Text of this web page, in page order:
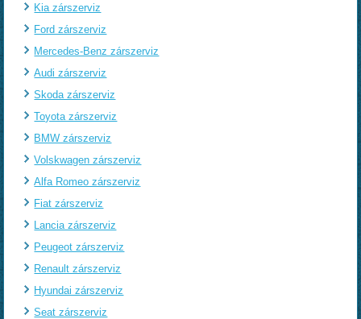
Kia zárszerviz
Ford zárszerviz
Mercedes-Benz zárszerviz
Audi zárszerviz
Skoda zárszerviz
Toyota zárszerviz
BMW zárszerviz
Volskwagen zárszerviz
Alfa Romeo zárszerviz
Fiat zárszerviz
Lancia zárszerviz
Peugeot zárszerviz
Renault zárszerviz
Hyundai zárszerviz
Seat zárszerviz